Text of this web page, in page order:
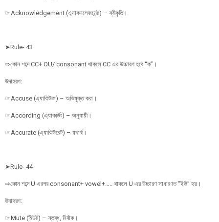
☞Acknowledgement (এ্যাকনলেজমেন্ট) – স্বীকৃতি।
➤Rule- 43
⇨কোন শব্দে CC+ OU/ consonant থাকলে CC এর উচ্চারণ হবে “ক”।
উদাহরণ:
☞Accuse (এ্যাকিউজ) – অভিযুক্ত করা।
☞According (এ্যাকর্ডিং) – অনুযায়ী।
☞Accurate (এ্যাকিউরেট) – যথার্থ।
➤Rule- 44
⇨কোন শব্দে U এরপর consonant+ vowel+….. থাকলে U এর উচ্চারণ সাধারণত “ইউ” হয়।
উদাহরণ:
☞Mute (মিউট) – স্তব্ধ, নির্বাক।